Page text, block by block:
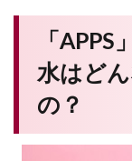
「
水はど
の？